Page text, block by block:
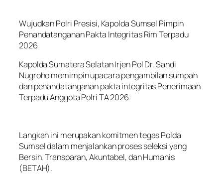
Wujudkan Polri Presisi, Kapolda Sumsel Pimpin
Penandatanganan Pakta Integritas Rim Terpadu
2026
Kapolda Sumatera Selatan Irjen Pol Dr. Sandi
Nugroho memimpin upacara pengambilan sumpah
dan penandatanganan pakta integritas Penerimaan
Terpadu Anggota Polri TA 2026.
Langkah ini merupakan komitmen tegas Polda
Sumsel dalam menjalankan proses seleksi yang
Bersih, Transparan, Akuntabel, dan Humanis
(BETAH).